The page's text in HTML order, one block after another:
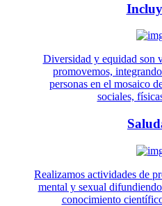
Diversidad y equidad son
promovemos,
personas en el mosaico
sociales,
Realizamos actividades de
mental y sexual
conocimiento